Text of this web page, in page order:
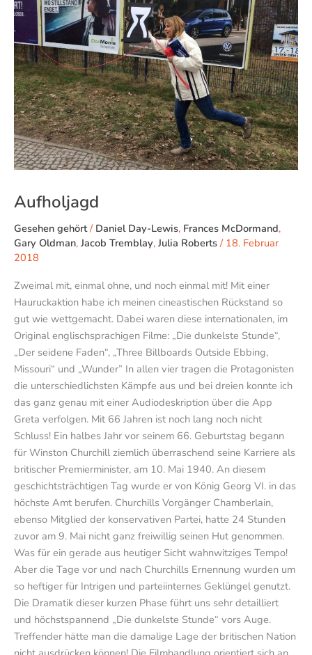
Aufholjagd
Gesehen gehört/ Daniel Day-Lewis, Frances McDormand,
Gary Oldman, Jacob Tremblay, Julia Roberts / 18. Februar
2018
Zweimal mit, einmal ohne, und noch einmal mit! Mit einer
Hauruckaktion habe ich meinen cineastischen Rückstand so
gut wie wettgemacht. Dabei waren diese internationalen, im
Original englischsprachigen Filme: „Die dunkelste Stunde“,
„Der seidene Faden“, „Three Billboards Outside Ebbing,
Missouri“ und „Wunder” In allen vier tragen die Protagonisten
die unterschiedlichsten Kämpfe aus und bei dreien konnte ich
das ganz genau mit einer Audiodeskription über die App
Greta verfolgen. Mit 66 Jahren ist noch lang noch nicht
Schluss! Ein halbes Jahr vor seinem 66. Geburtstag begann
für Winston Churchill ziemlich überraschend seine Karriere als
britischer Premierminister, am 10. Mai 1940. An diesem
geschichtsträchtigen Tag wurde er von König Georg VI. in das
höchste Amt berufen. Churchills Vorgänger Chamberlain,
ebenso Mitglied der konservativen Partei, hatte 24 Stunden
zuvor am 9. Mai nicht ganz freiwillig seinen Hut genommen.
Was für ein gerade aus heutiger Sicht wahnwitziges Tempo!
Aber die Tage vor und nach Churchills Ernennung wurden um
so heftiger für Intrigen und parteiinternes Geklüngel genutzt.
Die Dramatik dieser kurzen Phase führt uns sehr detailliert
und höchstspannend „Die dunkelste Stunde“ vors Auge.
Treffender hätte man die damalige Lage der britischen Nation